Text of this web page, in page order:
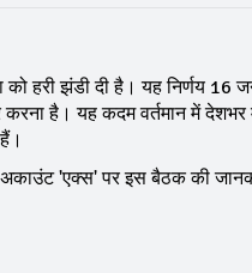
हरी झंडी दी है। यह निर्णय 16
करना है। यह कदम वर्तमान में
अकाउंट 'एक्स' पर इस बैठक की